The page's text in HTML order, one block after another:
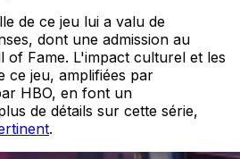
de ce jeu lui a valu de
dont une admission au
of Fame. L'impact culturel et les
ce jeu, amplifiées par
HBO, en font un
de détails sur cette série,
.